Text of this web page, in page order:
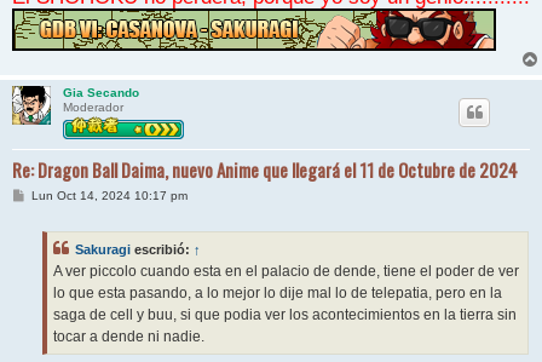
Gia Secando
Moderador
Re: Dragon Ball Daima, nuevo Anime que llegará el 11 de Octubre de 2024
MLun Oct 14, 2024 10:17 pm
Sakuragi escribió: ↑
A ver piccolo cuando esta en el palacio de dende, tiene el poder de ver
lo que esta pasando, a lo mejor lo dije mal lo de telepatia, pero en la
saga de cell y buu, si que podia ver los acontecimientos en la tierra sin
tocar a dende ni nadie.